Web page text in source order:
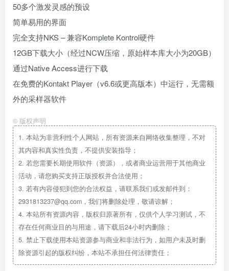
50多个激发灵感的预设
简单易用的界面
完全支持NKS – 兼容Komplete Kontrol硬件
12GB下载大小（经过NCW压缩，原始样本库大小为20GB）
通过Native Access进行下载
在免费的Kontakt Player（v6.6或更高版本）中运行，无需额
外的采样器软件
© 版权声明
1. 本站为非营利性个人网站，所有资源来自网络收集整理，不对
其内容和真实性负责，不提供安装指导；
2. 若您需要长期使用软件（资源），或者商业运营用于其他商业
活动，请您购买支持正版授权并合法使用；
3. 若有内容侵犯到您的合法权益，请联系我们或发邮件到：
2931813237@qq.com，我们将删除处理，敬请谅解；
4. 本站所有资源内容，版权归原著所有，仅供个人学习测试，不
存在任何商业目的与用途，请下载后24小时内删除；
5. 禁止下载使用本站资源参与商业和非法行为，如用户未及时删
除资源引起的版权纠纷，本站不承担任何法律责任；